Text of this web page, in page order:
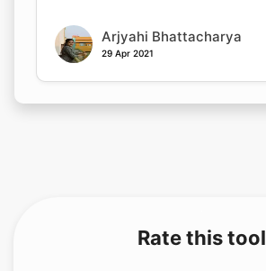
Arjyahi Bhattacharya
29 Apr 2021
Rate this tool